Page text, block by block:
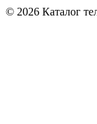
© 2026 Каталог